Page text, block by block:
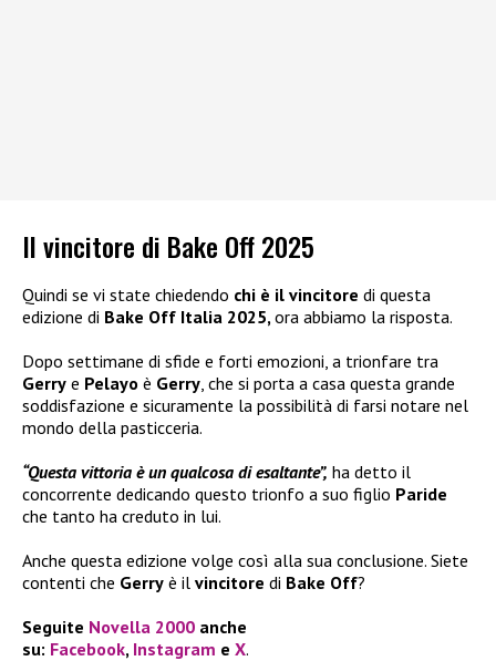
Il vincitore di Bake Off 2025
Quindi se vi state chiedendo chi è il vincitore di questa
edizione di Bake Off Italia 2025, ora abbiamo la risposta.
Dopo settimane di sfide e forti emozioni, a trionfare tra
Gerry e Pelayo è Gerry , che si porta a casa questa grande
soddisfazione e sicuramente la possibilità di farsi notare nel
mondo della pasticceria.
“Questa vittoria è un qualcosa di esaltante”, ha detto il
concorrente dedicando questo trionfo a suo figlio Paride
che tanto ha creduto in lui.
Anche questa edizione volge così alla sua conclusione. Siete
contenti che Gerry è il vincitore di Bake Off?
Seguite Novella 2000 anche
su: Facebook, Instagram e X.